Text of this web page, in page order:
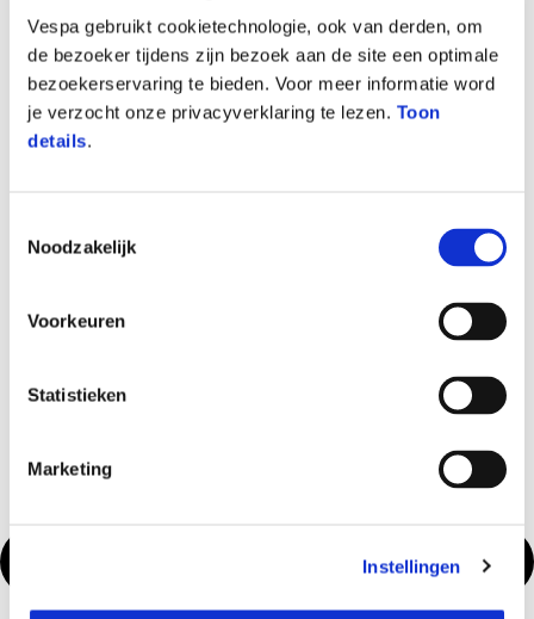
Vespa gebruikt cookietechnologie, ook van derden, om
de bezoeker tijdens zijn bezoek aan de site een optimale
bezoekerservaring te bieden. Voor meer informatie word
je verzocht onze privacyverklaring te lezen. Toon
details.
Noodzakelijk
Voorkeuren
Statistieken
Marketing
Instellingen
WAT IS HET?
Uitgebreide Commerciële Garantie die geactiveerd wordt bij het
vervallen van de Standaard Commerciële Garantie van 24
eens 24 maanden (12+12), voor een totale garantie van 4 jaar.
TOEPASSING?